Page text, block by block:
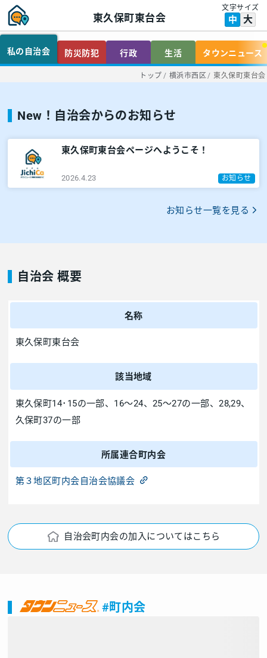
東久保町東台会
文字サイズ
中 大
私の自治会 防災防犯 行政 生活 タウンニュース
トップ / 横浜市西区 / 東久保町東台会
New！自治会からのお知らせ
東久保町東台会ページへようこそ！
2026.4.23 お知らせ
お知らせ一覧を見る
自治会 概要
名称
東久保町東台会
該当地域
東久保町14･15の一部、16～24、25～27の一部、28,29、
久保町37の一部
所属連合町内会
第３地区町内会自治会協議会
自治会町内会の加入についてはこちら
#町内会